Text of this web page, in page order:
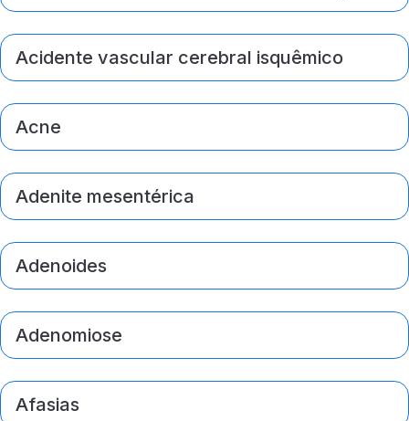
Acidente vascular cerebral isquêmico
Acne
Adenite mesentérica
Adenoides
Adenomiose
Afasias